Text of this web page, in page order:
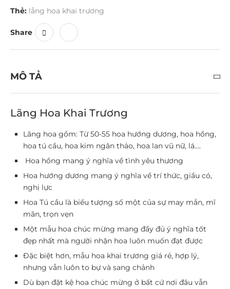
Thẻ: lẵng hoa khai trương
Share
MÔ TẢ
Lãng Hoa Khai Trương
Lãng hoa gồm: Từ 50-55 hoa hướng dương, hoa hồng,
hoa tú cầu, hoa kim ngân thảo, hoa lan vũ nữ, lá….
Hoa hồng mang ý nghĩa về tình yêu thương
Hoa hướng dương mang ý nghĩa về trí thức, giầu có,
nghị lực
Hoa Tú cầu là biểu tượng số một của sự may mắn, mĩ
mãn, trọn vẹn
Một mẫu hoa chúc mừng mang đầy đủ ý nghĩa tốt
đẹp nhất mà người nhận hoa luôn muốn đạt được
Đặc biệt hơn, mẫu hoa khai trương giá rẻ, hợp lý,
nhưng vẫn luôn to bự và sang chảnh
Dù bạn đặt kệ hoa chúc mừng ở bất cứ nơi đâu vẫn